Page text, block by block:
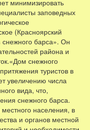
минимизировать
заповедных
(Красноярский
барса». Он
района и
снежного
туристов в
увеличению числа
вида, что,
снежного барса.
населения, в
и органов местной